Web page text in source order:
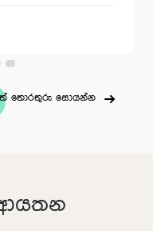
තොරතුරු සොයන්න